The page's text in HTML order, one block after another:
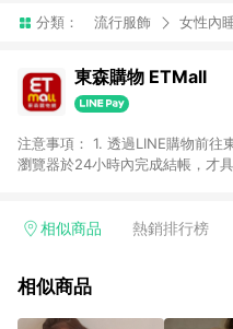
分類： 流行服飾 女性內
東森購物 ETMall
注意事項： 1. 透過LINE購物前往
瀏覽器於24小時內完成結帳，才
單，皆不在點數回饋範圍內。 3.
球嚴選、商城、專案商品、「草
相似商品 熱銷排行榜
相似商品